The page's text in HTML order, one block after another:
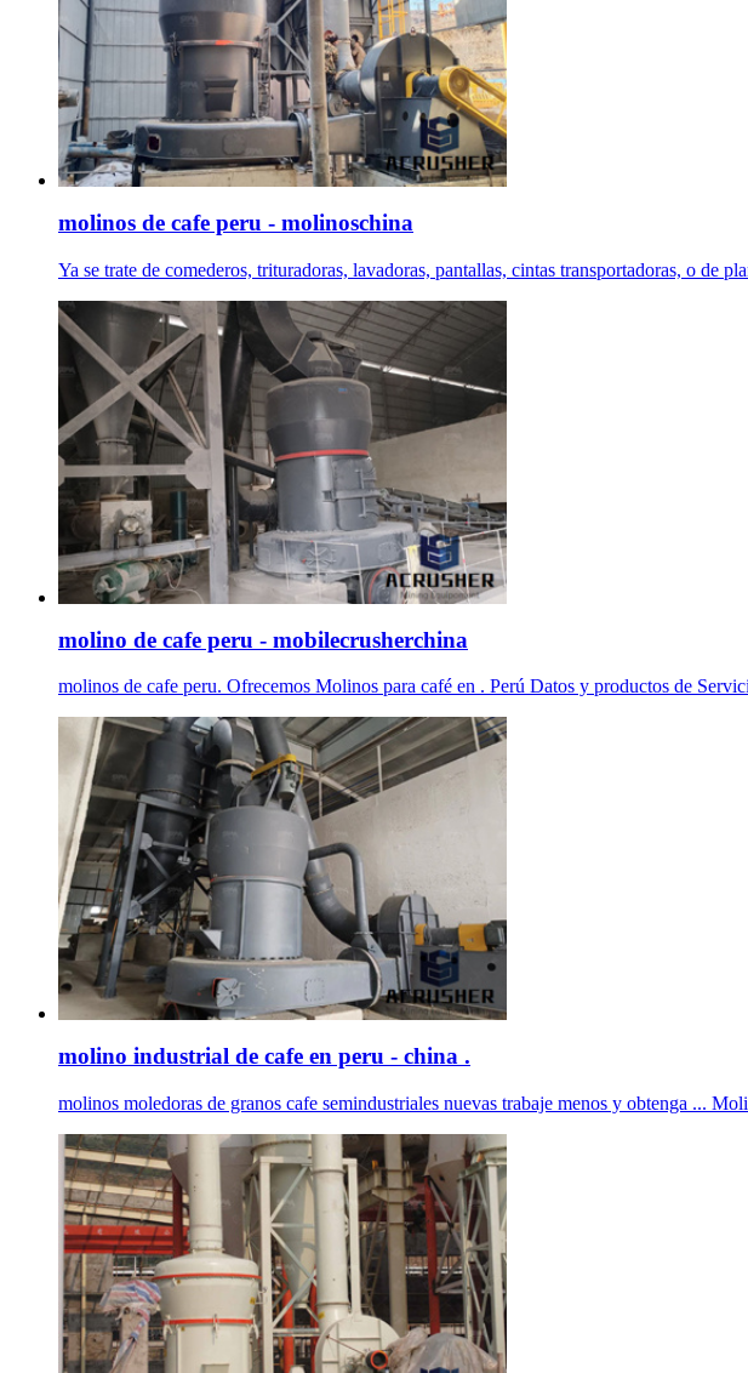
molinos de cafe peru - molinoschina
Ya se trate de comederos, trituradoras, lavadoras, pantallas, cintas transportadoras, o de
molino de cafe peru - mobilecrusherchina
molinos de cafe peru. Ofrecemos Molinos para café en . Perú Datos y productos de
molino industrial de cafe en peru - china .
molinos moledoras de granos cafe semindustriales nuevas trabaje menos y obtenga